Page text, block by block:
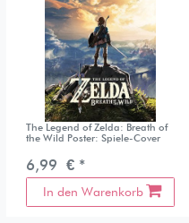
The Legend of Zelda: Breath of
the Wild Poster: Spiele-Cover
6,99 € *
In den Warenkorb